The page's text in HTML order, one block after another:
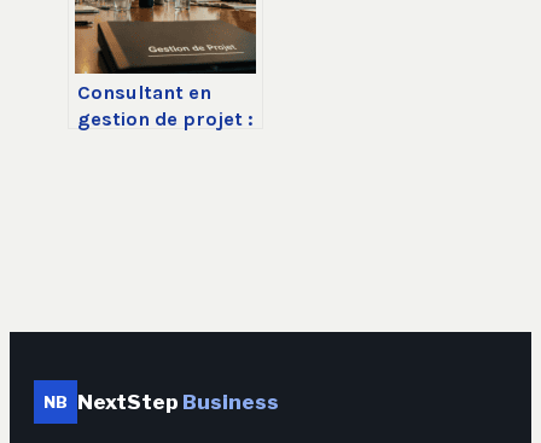
Consultant en
gestion de projet :
NB NextStep Business